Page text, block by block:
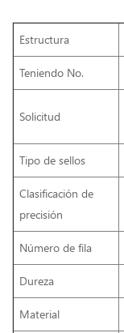
Estructura
Teniendo No.
Solicitud
Tipo de sellos
Clasificación de
precisión
Número de fila
Dureza
Material